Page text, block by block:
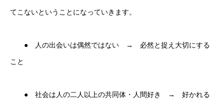
てこないということになっていきます。
● 人の出会いは偶然ではない → 必然と捉え大切にする
こと
● 社会は人の二人以上の共同体・人間好き → 好かれる